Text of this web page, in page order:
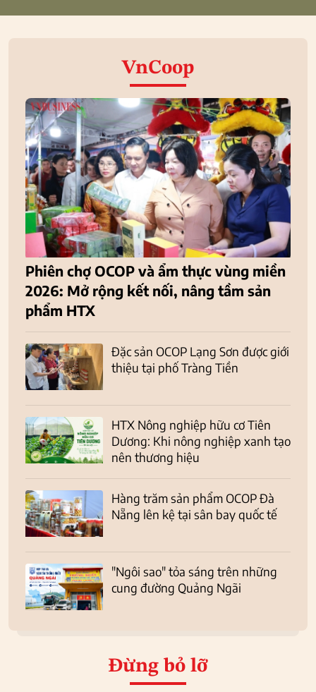
VnCoop
Phiên chợ OCOP và ẩm thực vùng miền
2026: Mở rộng kết nối, nâng tầm sản
phẩm HTX
Đặc sản OCOP Lạng Sơn được giới
thiệu tại phố Tràng Tiền
HTX Nông nghiệp hữu cơ Tiên
Dương: Khi nông nghiệp xanh tạo
nên thương hiệu
Hàng trăm sản phẩm OCOP Đà
Nẵng lên kệ tại sân bay quốc tế
"Ngôi sao" tỏa sáng trên những
cung đường Quảng Ngãi
Đừng bỏ lỡ